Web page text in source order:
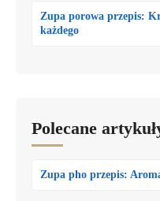
Zupa porowa przepis:
każdego
Polecane
Zupa pho przepis: